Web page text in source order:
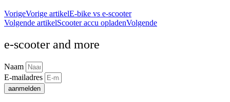
VorigeVorige artikelE-bike vs e-scooter
Volgende artikelScooter accu opladenVolgende
e-scooter and more
Naam
E-mailadres
aanmelden